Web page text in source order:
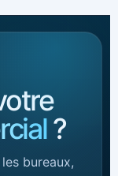
?
bureaux,